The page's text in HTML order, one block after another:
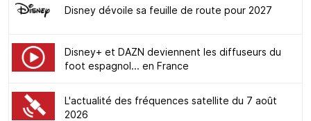
Disney dévoile sa feuille de route pour 2027
Disney+ et DAZN deviennent les diffuseurs du
foot espagnol... en France
L'actualité des fréquences satellite du 7 août
2026